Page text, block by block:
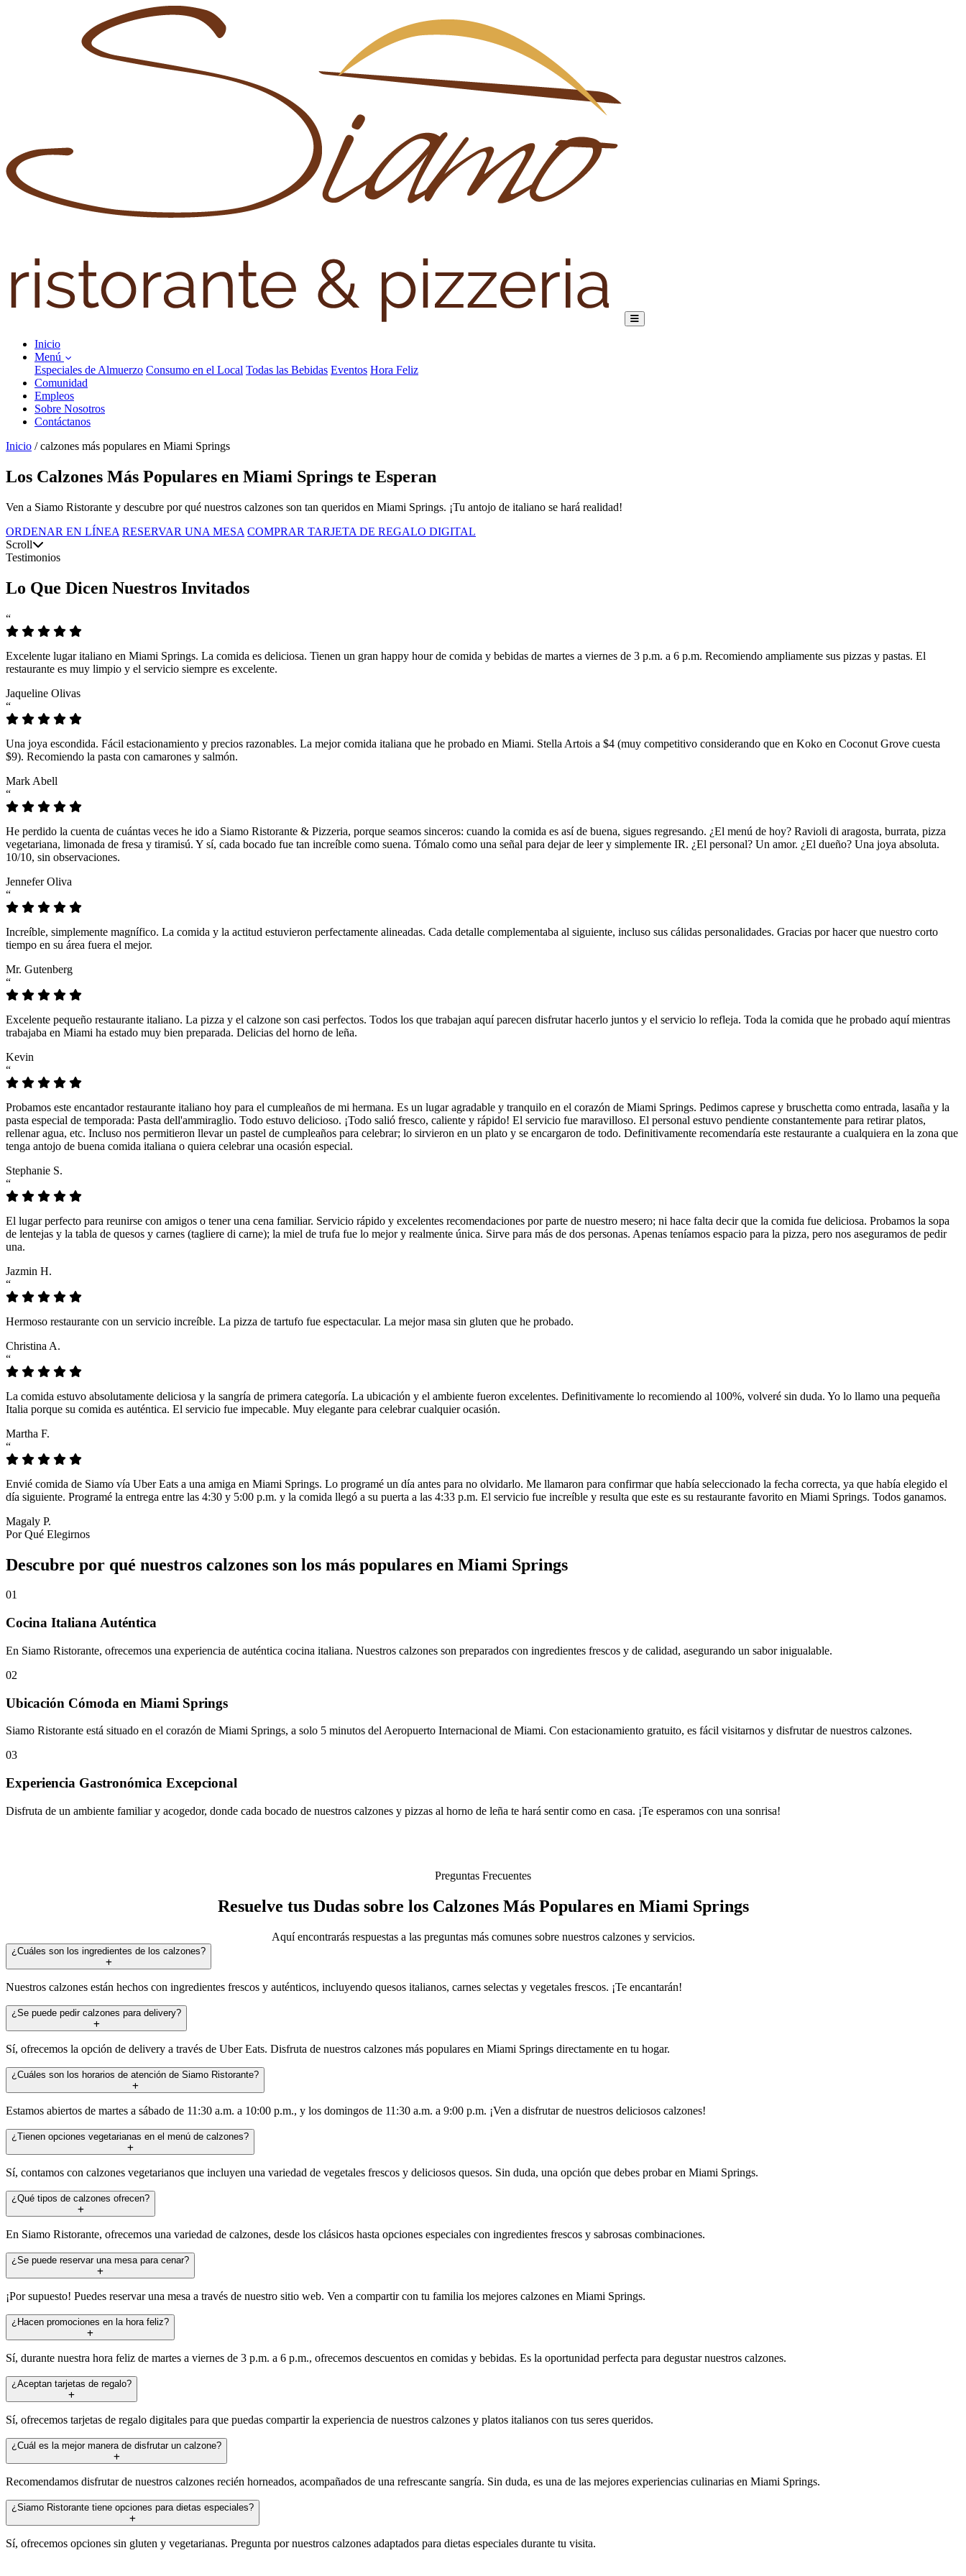
Inicio
Menú
Especiales de Almuerzo Consumo en el Local Todas las Bebidas Eventos Hora Feliz
Comunidad
Empleos
Sobre Nosotros
Contáctanos
Inicio / calzones más populares en Miami Springs
Los Calzones Más Populares en Miami Springs te Esperan
Ven a Siamo Ristorante y descubre por qué nuestros calzones son tan queridos en Miami Springs. ¡Tu antojo de italiano se hará realidad!
ORDENAR EN LÍNEA RESERVAR UNA MESA COMPRAR TARJETA DE REGALO DIGITAL
Scroll
Testimonios
Lo Que Dicen Nuestros Invitados
“
Excelente lugar italiano en Miami Springs. La comida es deliciosa. Tienen un gran happy hour de comida y bebidas de martes a viernes de 3 p.m. a 6 p.m. Recomiendo ampliamente sus pizzas y pastas. El
restaurante es muy limpio y el servicio siempre es excelente.
Jaqueline Olivas
“
Una joya escondida. Fácil estacionamiento y precios razonables. La mejor comida italiana que he probado en Miami. Stella Artois a $4 (muy competitivo considerando que en Koko en Coconut Grove cuesta
$9). Recomiendo la pasta con camarones y salmón.
Mark Abell
“
He perdido la cuenta de cuántas veces he ido a Siamo Ristorante & Pizzeria, porque seamos sinceros: cuando la comida es así de buena, sigues regresando. ¿El menú de hoy? Ravioli di aragosta, burrata, pizza
vegetariana, limonada de fresa y tiramisú. Y sí, cada bocado fue tan increíble como suena. Tómalo como una señal para dejar de leer y simplemente IR. ¿El personal? Un amor. ¿El dueño? Una joya absoluta.
10/10, sin observaciones.
Jennefer Oliva
“
Increíble, simplemente magnífico. La comida y la actitud estuvieron perfectamente alineadas. Cada detalle complementaba al siguiente, incluso sus cálidas personalidades. Gracias por hacer que nuestro corto
tiempo en su área fuera el mejor.
Mr. Gutenberg
“
Excelente pequeño restaurante italiano. La pizza y el calzone son casi perfectos. Todos los que trabajan aquí parecen disfrutar hacerlo juntos y el servicio lo refleja. Toda la comida que he probado aquí mientras
trabajaba en Miami ha estado muy bien preparada. Delicias del horno de leña.
Kevin
“
Probamos este encantador restaurante italiano hoy para el cumpleaños de mi hermana. Es un lugar agradable y tranquilo en el corazón de Miami Springs. Pedimos caprese y bruschetta como entrada, lasaña y la
pasta especial de temporada: Pasta dell'ammiraglio. Todo estuvo delicioso. ¡Todo salió fresco, caliente y rápido! El servicio fue maravilloso. El personal estuvo pendiente constantemente para retirar platos,
rellenar agua, etc. Incluso nos permitieron llevar un pastel de cumpleaños para celebrar; lo sirvieron en un plato y se encargaron de todo. Definitivamente recomendaría este restaurante a cualquiera en la zona que
tenga antojo de buena comida italiana o quiera celebrar una ocasión especial.
Stephanie S.
“
El lugar perfecto para reunirse con amigos o tener una cena familiar. Servicio rápido y excelentes recomendaciones por parte de nuestro mesero; ni hace falta decir que la comida fue deliciosa. Probamos la sopa
de lentejas y la tabla de quesos y carnes (tagliere di carne); la miel de trufa fue lo mejor y realmente única. Sirve para más de dos personas. Apenas teníamos espacio para la pizza, pero nos aseguramos de pedir
una.
Jazmin H.
“
Hermoso restaurante con un servicio increíble. La pizza de tartufo fue espectacular. La mejor masa sin gluten que he probado.
Christina A.
“
La comida estuvo absolutamente deliciosa y la sangría de primera categoría. La ubicación y el ambiente fueron excelentes. Definitivamente lo recomiendo al 100%, volveré sin duda. Yo lo llamo una pequeña
Italia porque su comida es auténtica. El servicio fue impecable. Muy elegante para celebrar cualquier ocasión.
Martha F.
“
Envié comida de Siamo vía Uber Eats a una amiga en Miami Springs. Lo programé un día antes para no olvidarlo. Me llamaron para confirmar que había seleccionado la fecha correcta, ya que había elegido el
día siguiente. Programé la entrega entre las 4:30 y 5:00 p.m. y la comida llegó a su puerta a las 4:33 p.m. El servicio fue increíble y resulta que este es su restaurante favorito en Miami Springs. Todos ganamos.
Magaly P.
Por Qué Elegirnos
Descubre por qué nuestros calzones son los más populares en Miami Springs
01
Cocina Italiana Auténtica
En Siamo Ristorante, ofrecemos una experiencia de auténtica cocina italiana. Nuestros calzones son preparados con ingredientes frescos y de calidad, asegurando un sabor inigualable.
02
Ubicación Cómoda en Miami Springs
Siamo Ristorante está situado en el corazón de Miami Springs, a solo 5 minutos del Aeropuerto Internacional de Miami. Con estacionamiento gratuito, es fácil visitarnos y disfrutar de nuestros calzones.
03
Experiencia Gastronómica Excepcional
Disfruta de un ambiente familiar y acogedor, donde cada bocado de nuestros calzones y pizzas al horno de leña te hará sentir como en casa. ¡Te esperamos con una sonrisa!
Preguntas Frecuentes
Resuelve tus Dudas sobre los Calzones Más Populares en Miami Springs
Aquí encontrarás respuestas a las preguntas más comunes sobre nuestros calzones y servicios.
¿Cuáles son los ingredientes de los calzones?
Nuestros calzones están hechos con ingredientes frescos y auténticos, incluyendo quesos italianos, carnes selectas y vegetales frescos. ¡Te encantarán!
¿Se puede pedir calzones para delivery?
Sí, ofrecemos la opción de delivery a través de Uber Eats. Disfruta de nuestros calzones más populares en Miami Springs directamente en tu hogar.
¿Cuáles son los horarios de atención de Siamo Ristorante?
Estamos abiertos de martes a sábado de 11:30 a.m. a 10:00 p.m., y los domingos de 11:30 a.m. a 9:00 p.m. ¡Ven a disfrutar de nuestros deliciosos calzones!
¿Tienen opciones vegetarianas en el menú de calzones?
Sí, contamos con calzones vegetarianos que incluyen una variedad de vegetales frescos y deliciosos quesos. Sin duda, una opción que debes probar en Miami Springs.
¿Qué tipos de calzones ofrecen?
En Siamo Ristorante, ofrecemos una variedad de calzones, desde los clásicos hasta opciones especiales con ingredientes frescos y sabrosas combinaciones.
¿Se puede reservar una mesa para cenar?
¡Por supuesto! Puedes reservar una mesa a través de nuestro sitio web. Ven a compartir con tu familia los mejores calzones en Miami Springs.
¿Hacen promociones en la hora feliz?
Sí, durante nuestra hora feliz de martes a viernes de 3 p.m. a 6 p.m., ofrecemos descuentos en comidas y bebidas. Es la oportunidad perfecta para degustar nuestros calzones.
¿Aceptan tarjetas de regalo?
Sí, ofrecemos tarjetas de regalo digitales para que puedas compartir la experiencia de nuestros calzones y platos italianos con tus seres queridos.
¿Cuál es la mejor manera de disfrutar un calzone?
Recomendamos disfrutar de nuestros calzones recién horneados, acompañados de una refrescante sangría. Sin duda, es una de las mejores experiencias culinarias en Miami Springs.
¿Siamo Ristorante tiene opciones para dietas especiales?
Sí, ofrecemos opciones sin gluten y vegetarianas. Pregunta por nuestros calzones adaptados para dietas especiales durante tu visita.